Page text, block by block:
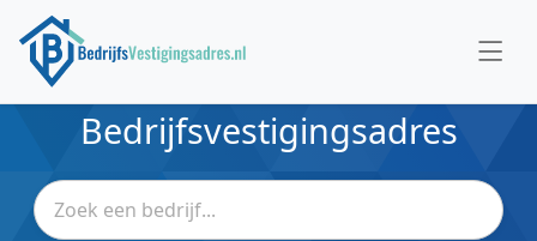
Bedrijfsvestigingsadres